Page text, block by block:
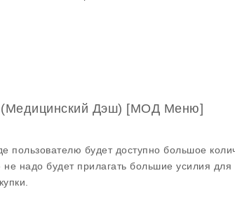
(Медицинский Дэш) [МОД Меню]
пользователю будет доступно большое
надо будет прилагать большие усилия для